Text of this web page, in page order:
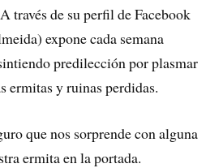
través de su perfil de Facebook
expone cada semana
predilección por plasmar
ermitas y ruinas perdidas.
que nos sorprende con alguna
ermita en la portada.